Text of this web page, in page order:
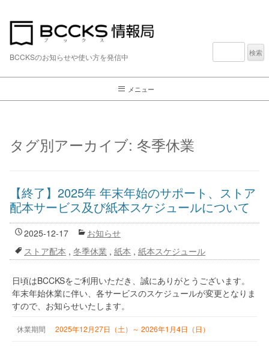
BCCKSのお知らせや使い方を発信中
検
メニュー
タグ別アーカイブ: 冬季休業
【終了】2025年 年末年始のサポート、ストア
配本サービス及び紙本スケジュールについて
2025-12-17
お知らせ
ストア配本 , 冬季休業 , 紙本 , 紙本スケジュール
日頃はBCCKSをご利用いただき、誠にありがとうございます。
年末年始休業に伴い、各サービスのスケジュールが変更となりま
すので、お知らせいたします。
休業期間 2025年12月27日（土）～ 2026年1月4日（日）